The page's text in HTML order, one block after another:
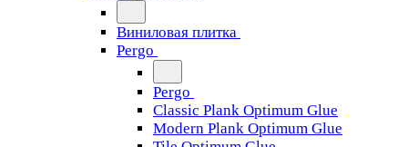
Виниловая плитка
Pergo
Pergo
Classic Plank Optimum Glue
Modern Plank Optimum Glue